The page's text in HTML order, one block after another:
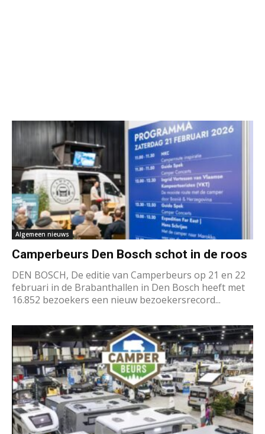
Algemeen nieuws
Camperbeurs Den Bosch schot in de roos
DEN BOSCH, De editie van Camperbeurs op 21 en 22
februari in de Brabanthallen in Den Bosch heeft met
16.852 bezoekers een nieuw bezoekersrecord...